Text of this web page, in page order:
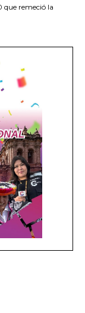
que remeció la